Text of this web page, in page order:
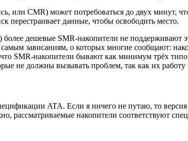
или CMR) может потребоваться до двух минут,
перестраивает данные, чтобы освободить место.
дешевые SMR-накопители не поддерживают
зависаниям, о которых многие сообщают:
SMR-накопители бывают как минимум трёх
не должны вызывать проблем, так как их работу
ATA. Если я ничего не путаю, то
рассматриваемые накопители соответствуют